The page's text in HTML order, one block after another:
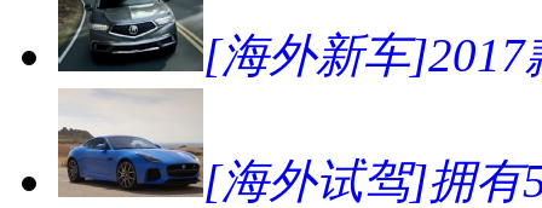
[海外新车]2017
[海外试驾]拥有